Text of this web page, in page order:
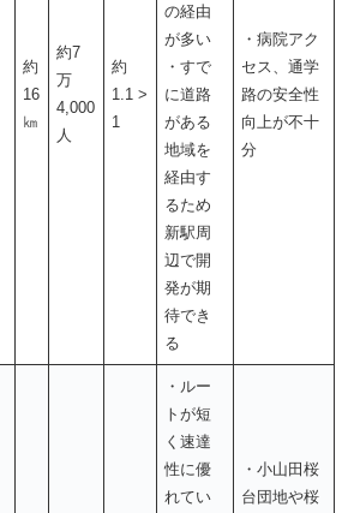
約
16
㎞
約7
万
4,000
人
約
1.1 >
1
の経由
が多い
・すで
に道路
がある
地域を
経由す
るため
新駅周
辺で開
発が期
待でき
る
・病院アク
セス、通学
路の安全性
向上が不十
分
・ルー
トが短
く速達
性に優
れてい
・小山田桜
台団地や桜